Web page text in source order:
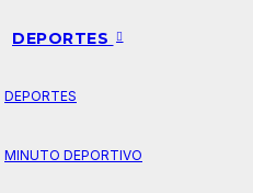
DEPORTES
DEPORTES
MINUTO DEPORTIVO